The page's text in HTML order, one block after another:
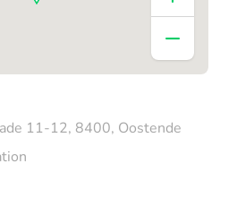
11-12, 8400, Oostende